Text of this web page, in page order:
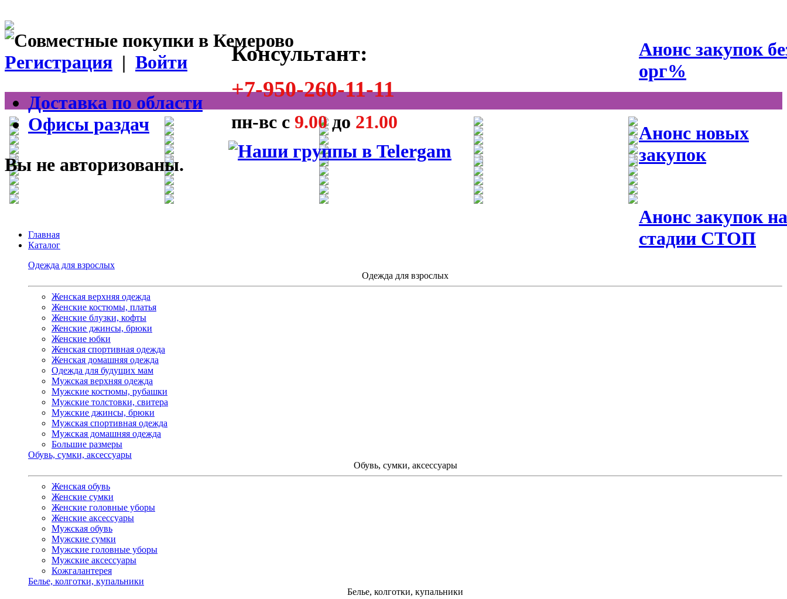
Анонс закупок
орг%
Анонс новых
закупок
Анонс закупок на
стадии СТОП
Консультант:
+7-950-260-11-11
пн-вс с 9.00до 21.00
Регистрация | Войти
Доставка по области
Офисы раздач
Вы не авторизованы.
Главная
Каталог
Одежда для взрослых
Одежда для взрослых
Женская верхняя одежда
Женские костюмы, платья
Женские блузки, кофты
Женские джинсы, брюки
Женские юбки
Женская спортивная одежда
Женская домашняя одежда
Одежда для будущих мам
Мужская верхняя одежда
Мужские костюмы, рубашки
Мужские толстовки, свитера
Мужские джинсы, брюки
Мужская спортивная одежда
Мужская домашняя одежда
Большие размеры
Обувь, сумки, аксессуары
Обувь, сумки, аксессуары
Женская обувь
Женские сумки
Женские головные уборы
Женские аксессуары
Мужская обувь
Мужские сумки
Мужские головные уборы
Мужские аксессуары
Кожгалантерея
Белье, колготки, купальники
Белье, колготки, купальники